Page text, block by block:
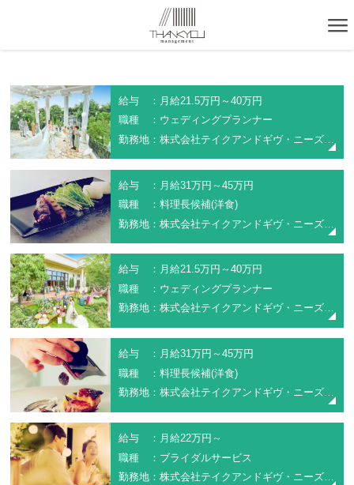
給与 ：月給21.5万円～40万円
職種 ：ウェディングプランナー
勤務地：株式会社テイクアンドギヴ・ニーズ(アーククラブ迎賓館福山)
給与 ：月給31万円～45万円
職種 ：料理長候補(洋食)
勤務地：株式会社テイクアンドギヴ・ニーズ(アーククラブ迎賓館福山)
給与 ：月給21.5万円～40万円
職種 ：ウェディングプランナー
勤務地：株式会社テイクアンドギヴ・ニーズ(NEEDS広島 by T&G WEDDING)
給与 ：月給31万円～45万円
職種 ：料理長候補(洋食)
勤務地：株式会社テイクアンドギヴ・ニーズ(NEEDS広島 by T&G WEDDING)
給与 ：月給22万円～
職種 ：ブライダルサービス
勤務地：株式会社テイクアンドギヴ・ニーズ(NEEDS広島 by T&G WEDDING)